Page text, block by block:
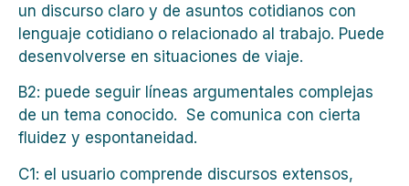
un discurso claro y de asuntos cotidianos con
lenguaje cotidiano o relacionado al trabajo. Puede
desenvolverse en situaciones de viaje.
B2: puede seguir líneas argumentales complejas
de un tema conocido. Se comunica con cierta
fluidez y espontaneidad.
C1: el usuario comprende discursos extensos,